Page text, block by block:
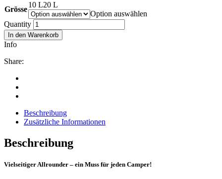
Grösse
10 L20 L
Option auswählen
Quantity
In den Warenkorb
Info
Share:
Beschreibung
Zusätzliche Informationen
Beschreibung
Vielseitiger Allrounder – ein Muss für jeden Camper!